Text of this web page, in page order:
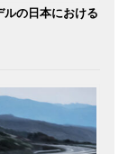
の日本における